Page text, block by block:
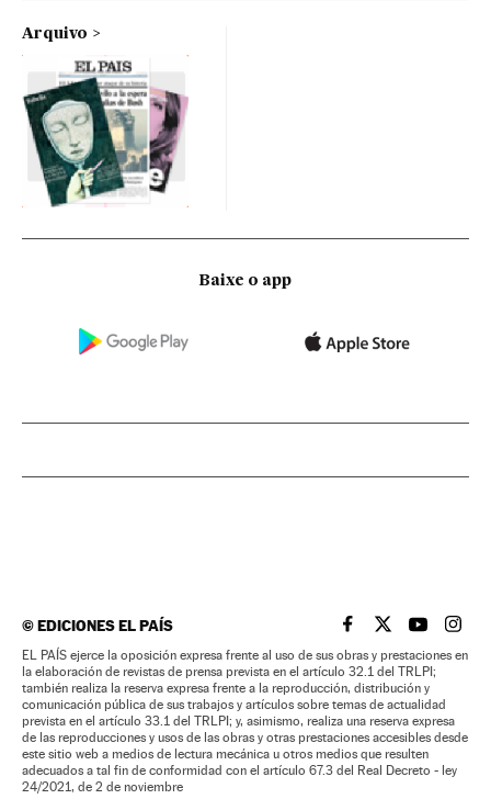
Arquivo
Baixe o app
©EDICIONES EL PAÍS EL PAÍS BRASIL EN
EL PAÍSEL PAÍS
EL
EL PAÍS ejerce la oposición expresa frente al uso de sus obras y prestaciones en
la elaboración de revistas de prensa prevista en el artículo 32.1 del TRLPI;
también realiza la reserva expresa frente a la reproducción, distribución y
comunicación pública de sus trabajos y artículos sobre temas de actualidad
prevista en el artículo 33.1 del TRLPI; y, asimismo, realiza una reserva expresa
de las reproducciones y usos de las obras y otras prestaciones accesibles desde
este sitio web a medios de lectura mecánica u otros medios que resulten
adecuados a tal fin de conformidad con el artículo 67.3 del Real Decreto - ley
24/2021, de 2 de noviembre